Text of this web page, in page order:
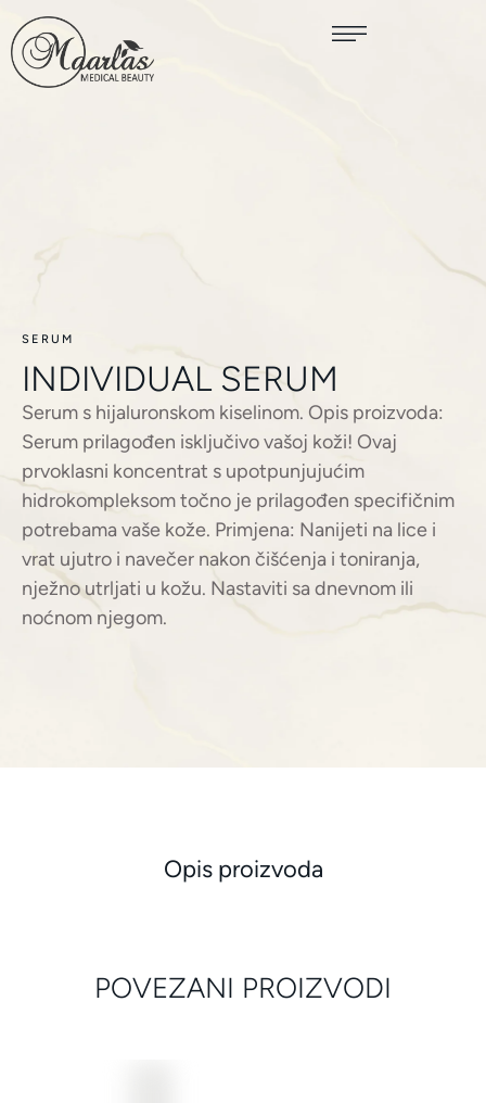
SERUM
INDIVIDUAL SERUM
Serum s hijaluronskom kiselinom. Opis proizvoda:
Serum prilagođen isključivo vašoj koži! Ovaj
prvoklasni koncentrat s upotpunjujućim
hidrokompleksom točno je prilagođen specifičnim
potrebama vaše kože. Primjena: Nanijeti na lice i
vrat ujutro i navečer nakon čišćenja i toniranja,
nježno utrljati u kožu. Nastaviti sa dnevnom ili
noćnom njegom.
Opis proizvoda
POVEZANI PROIZVODI